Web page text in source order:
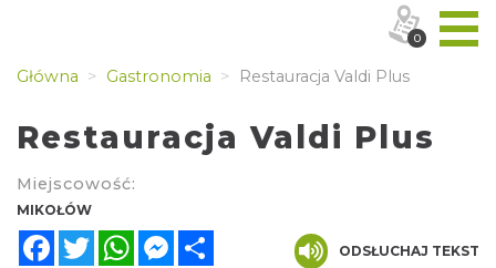
Główna Gastronomia Restauracja Valdi Plus
Restauracja Valdi Plus
Miejscowość:
MIKOŁÓW
FacebookTwitterWhatsAppMessenger
ODSŁUCHAJ TEKST
0